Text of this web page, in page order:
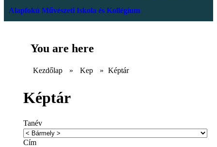
Alapfokú Művészeti Iskola és Kollégium
You are here
Kezdőlap » Kep » Képtár
Képtár
Tanév
Cím